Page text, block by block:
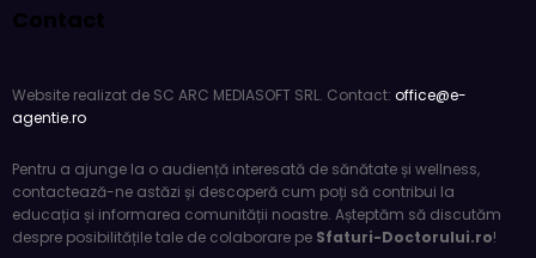
Pentru a ajunge la o audiență interesată de sănătate și wellness,
educația și informarea comunității noastre. Așteptăm să discutăm
despre posibilitățile tale de colaborare pe Sfaturi-Doctorului.ro